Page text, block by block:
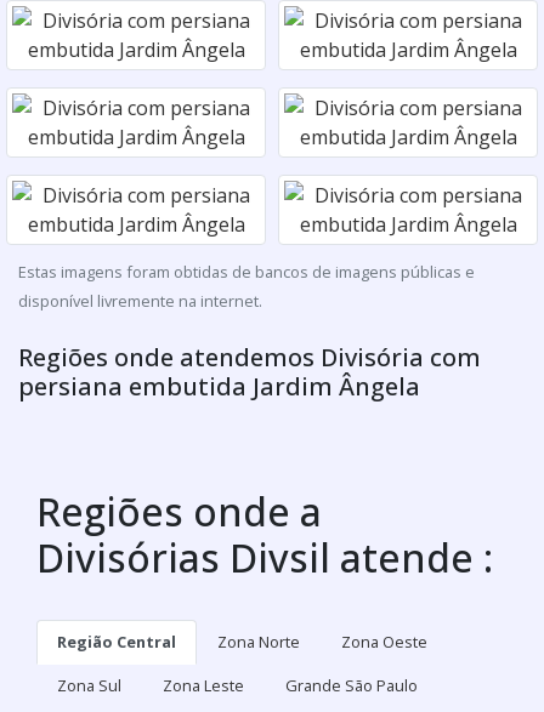
Estas imagens foram obtidas de bancos de imagens públicas e
disponível livremente na internet.
Regiões onde atendemos Divisória com
persiana embutida Jardim Ângela
Regiões onde a
Divisórias Divsil atende :
Região Central Zona Norte
Zona Oeste
Zona Sul
Zona Leste
Grande São Paulo